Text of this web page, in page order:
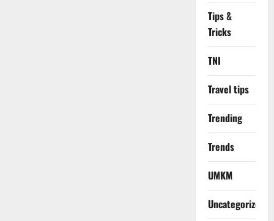
Tips &
Tricks
TNI
Travel tips
Trending
Trends
UMKM
Uncategorized